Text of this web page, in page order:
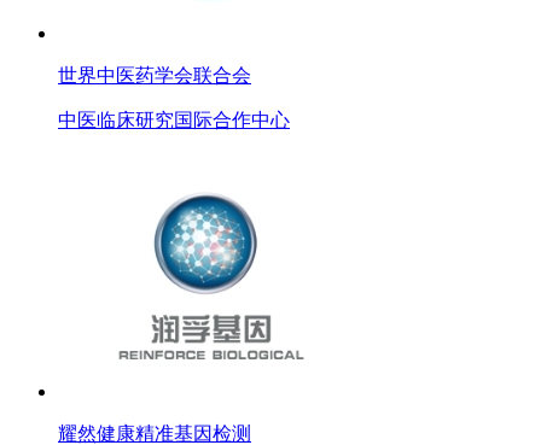
世界中医药学会联合会
中医临床研究国际合作中心
耀然健康精准基因检测